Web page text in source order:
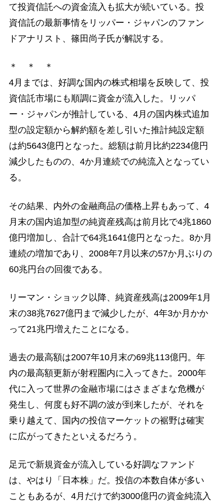
て投資信託への資金流入も拡大が続いている。投
資信託の最新事情をリッパー・ジャパンのファン
ドアナリスト、篠田尚子氏が解説する。
＊ ＊ ＊
4月までは、好調な国内の株式相場を反映して、投
資信託市場にも順調に資金が流入した。リッパ
ー・ジャパンが推計している、4月の国内株式追加
型の設定額から解約額を差し引いた推計純設定額
は約5643億円となった。総額は前月比約2234億円
減少したものの、4か月連続での純流入となってい
る。
その結果、内外の金融商品の価格上昇もあって、4
月末の国内追加型の純資産残高は前月比で4兆1860
億円増加し、合計で64兆1641億円となった。8か月
連続の増加であり、2008年7月以来の57か月ぶりの
60兆円台の回復である。
リーマン・ショック以降、純資産残高は2009年1月
末の38兆7627億円まで減少したが、4年3か月かか
って21兆円増えたことになる。
過去の最高額は2007年10月末の69兆113億円。年
内の最高額更新が射程圏内に入ってきた。2000年
代に入って世界の金融市場にはさまざまな危機が
発生し、何度も好不調の波が到来したが、それを
乗り越えて、国内の投信マーケットの裾野は確実
に広がってきたといえるだろう。
足元で新規資金が流入している好調なファンド
は、やはり「日本株」だ。投信の本数自体が多い
こともあるが、4月だけで約3000億円の資金純流入